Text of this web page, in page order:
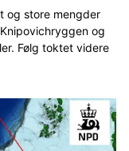
og store mengder
og
Følg toktet videre